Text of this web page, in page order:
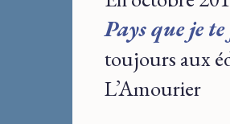
Pays que je
toujours aux
L’Amourier